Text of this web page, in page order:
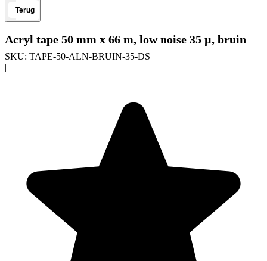
Terug
Acryl tape 50 mm x 66 m, low noise 35 µ, bruin
SKU: TAPE-50-ALN-BRUIN-35-DS
|